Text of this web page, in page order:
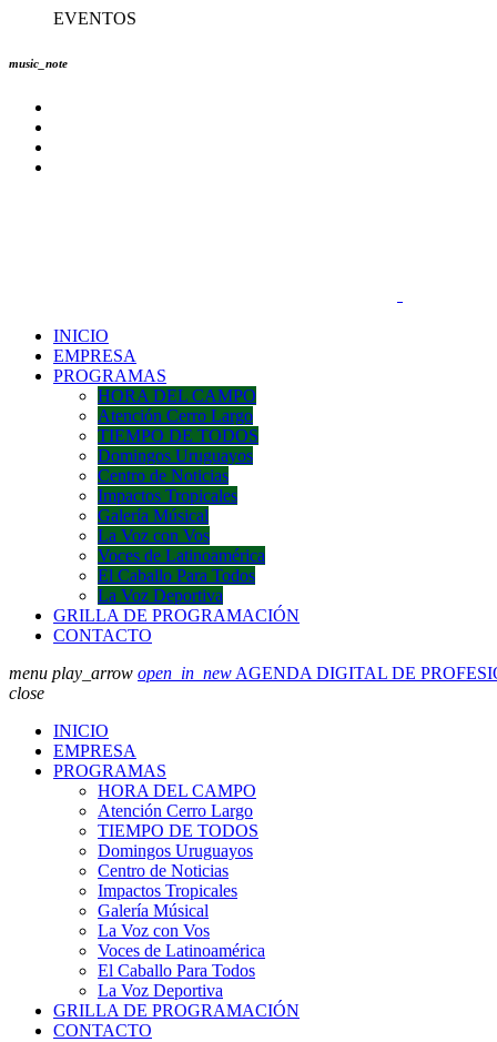
EVENTOS
music_note
INICIO
EMPRESA
PROGRAMAS
HORA DEL CAMPO
Atención Cerro Largo
TIEMPO DE TODOS
Domingos Uruguayos
Centro de Noticias
Impactos Tropicales
Galería Músical
La Voz con Vos
Voces de Latinoamérica
El Caballo Para Todos
La Voz Deportiva
GRILLA DE PROGRAMACIÓN
CONTACTO
menu play_arrow open_in_new AGENDA DIGITAL DE
close
INICIO
EMPRESA
PROGRAMAS
HORA DEL CAMPO
Atención Cerro Largo
TIEMPO DE TODOS
Domingos Uruguayos
Centro de Noticias
Impactos Tropicales
Galería Músical
La Voz con Vos
Voces de Latinoamérica
El Caballo Para Todos
La Voz Deportiva
GRILLA DE PROGRAMACIÓN
CONTACTO